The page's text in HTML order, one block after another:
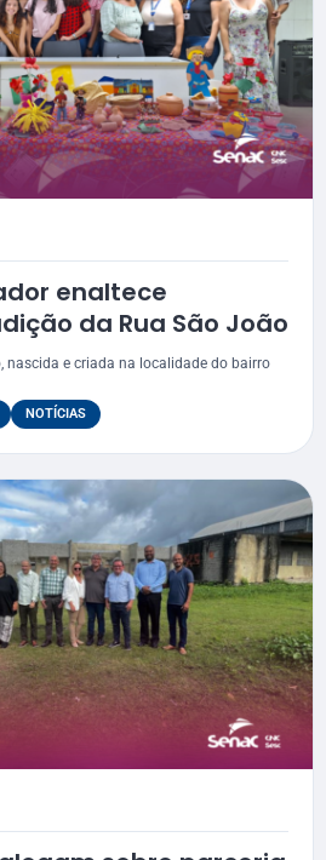
enaltece
da Rua São João
nascida e criada na localidade do bairro
NOTÍCIAS